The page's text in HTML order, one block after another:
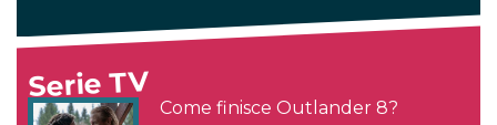
Serie TV
Come finisce Outlander 8?